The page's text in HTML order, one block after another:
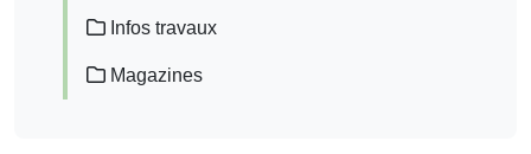
Infos travaux
Magazines